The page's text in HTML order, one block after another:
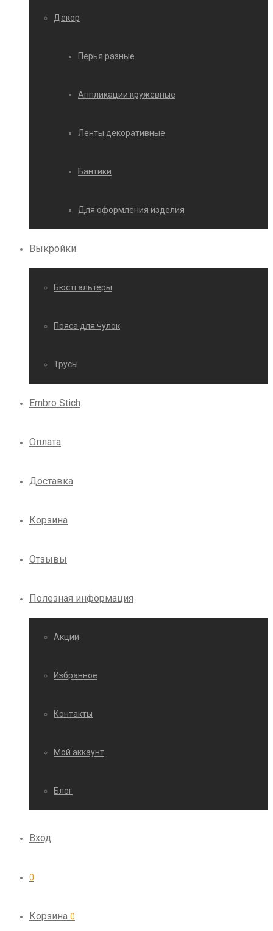
Декор
Перья разные
Аппликации кружевные
Ленты декоративные
Бантики
Для оформления изделия
Выкройки
Бюстгальтеры
Пояса для чулок
Трусы
Embro Stich
Оплата
Доставка
Корзина
Отзывы
Полезная информация
Акции
Избранное
Контакты
Мой аккаунт
Блог
Вход
0
Корзина 0